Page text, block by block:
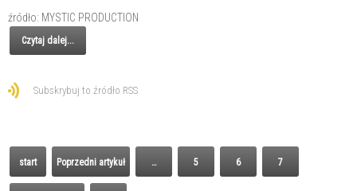
źródło: MYSTIC PRODUCTION
Czytaj dalej...
Subskrybuj to źródło RSS
start Poprzedni artykuł … 5 6 7